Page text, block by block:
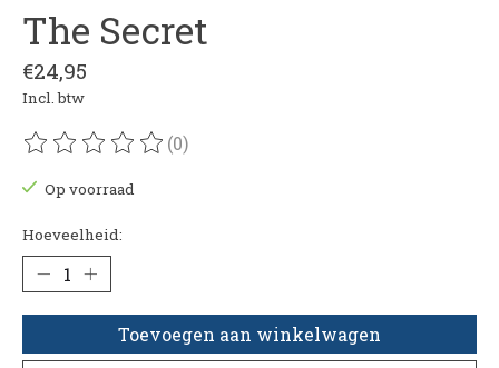
The Secret
€24,95
Incl. btw
De beoordeling van dit product is
(0)
Op voorraad
Hoeveelheid:
Toevoegen aan winkelwagen